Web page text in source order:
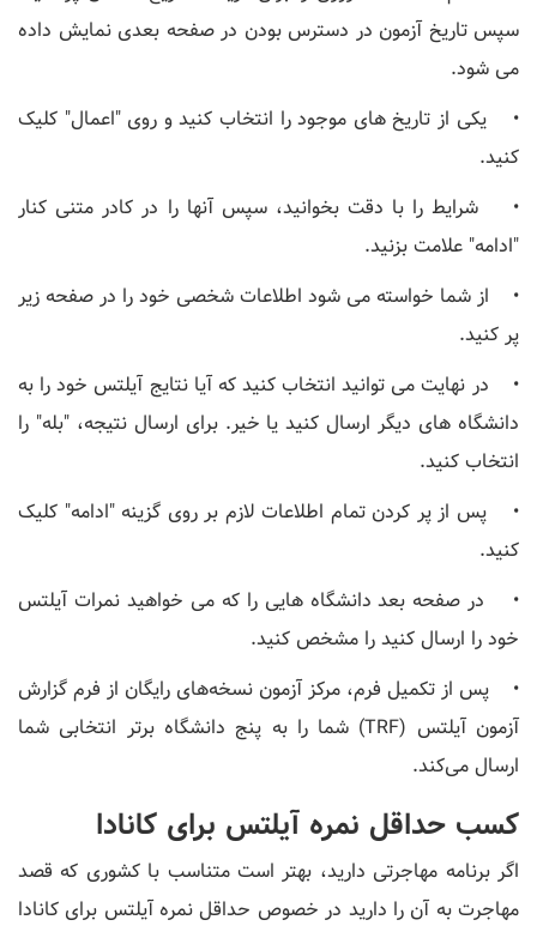
سپس تاریخ آزمون در دسترس بودن در صفحه بعدی نمایش داده
می شود.
• یکی از تاریخ های موجود را انتخاب کنید و روی "اعمال" کلیک
کنید.
• شرایط را با دقت بخوانید، سپس آنها را در کادر متنی کنار
"ادامه" علامت بزنید.
• از شما خواسته می شود اطلاعات شخصی خود را در صفحه زیر
پر کنید.
• در نهایت می توانید انتخاب کنید که آیا نتایج آیلتس خود را به
دانشگاه های دیگر ارسال کنید یا خیر. برای ارسال نتیجه، "بله" را
انتخاب کنید.
• پس از پر کردن تمام اطلاعات لازم بر روی گزینه "ادامه" کلیک
کنید.
• در صفحه بعد دانشگاه هایی را که می خواهید نمرات آیلتس
خود را ارسال کنید را مشخص کنید.
• پس از تکمیل فرم، مرکز آزمون نسخه‌های رایگان از فرم گزارش
آزمون آیلتس (TRF) شما را به پنج دانشگاه برتر انتخابی شما
ارسال می‌کند.
کسب حداقل نمره آیلتس برای کانادا
اگر برنامه مهاجرتی دارید، بهتر است متناسب با کشوری که قصد
مهاجرت به آن را دارید در خصوص حداقل نمره آیلتس برای کانادا